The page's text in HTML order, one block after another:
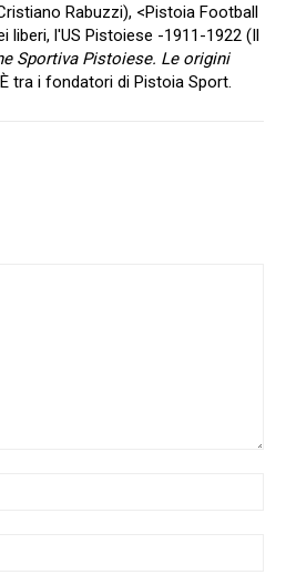
Rabuzzi), <Pistoia Football
liberi, l'US Pistoiese -1911-1922 (Il
Sportiva Pistoiese. Le origini
tra i fondatori di Pistoia Sport.